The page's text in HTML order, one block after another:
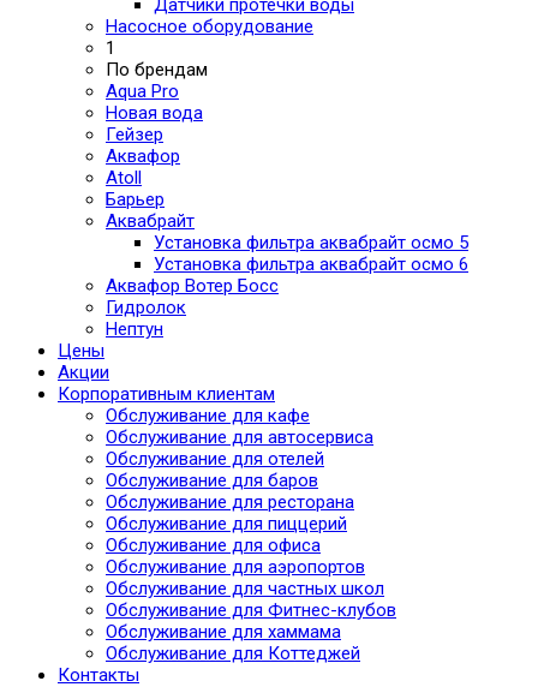
Датчики протечки воды
Насосное оборудование
1
По брендам
Aqua Pro
Новая вода
Гейзер
Аквафор
Atoll
Барьер
Аквабрайт
Установка фильтра аквабрайт осмо 5
Установка фильтра аквабрайт осмо 6
Аквафор Вотер Босс
Гидролок
Нептун
Цены
Акции
Корпоративным клиентам
Обслуживание для кафе
Обслуживание для автосервиса
Обслуживание для отелей
Обслуживание для баров
Обслуживание для ресторана
Обслуживание для пиццерий
Обслуживание для офиса
Обслуживание для аэропортов
Обслуживание для частных школ
Обслуживание для Фитнес-клубов
Обслуживание для хаммама
Обслуживание для Коттеджей
Контакты